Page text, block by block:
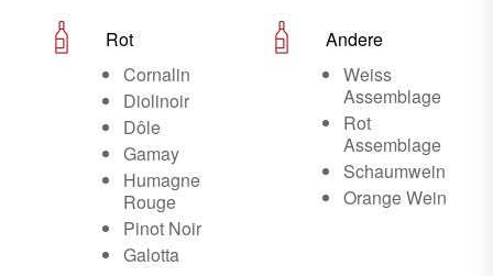
Rot
Cornalin
Diolinoir
Dôle
Gamay
Humagne
Rouge
Pinot Noir
Galotta
Andere
Weiss
Assemblage
Rot
Assemblage
Schaumwein
Orange Wein